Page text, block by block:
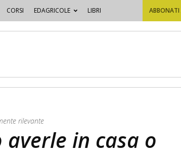
CORSI EDAGRICOLE LIBRI
rilevante
in casa o